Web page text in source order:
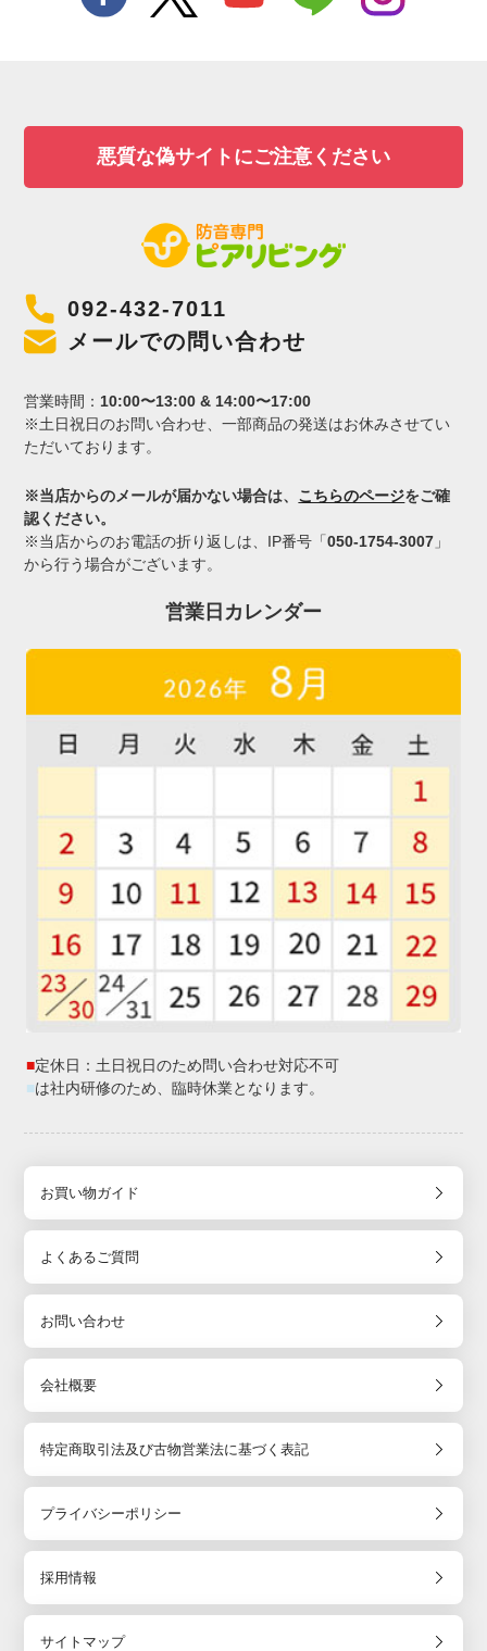
悪質な偽サイトにご注意ください
092-432-7011
メールでの問い合わせ
営業時間：10:00〜13:00 & 14:00〜17:00
※土日祝日のお問い合わせ、一部商品の発送はお休みさせてい
ただいております。
※当店からのメールが届かない場合は、 こちらのページをご確
認ください。
※当店からのお電話の折り返しは、IP番号「050-1754-3007 」
から行う場合がございます。
営業日カレンダー
■定休日：土日祝日のため問い合わせ対応不可
■は社内研修のため、臨時休業となります。
お買い物ガイド
よくあるご質問
お問い合わせ
会社概要
特定商取引法及び古物営業法に基づく表記
プライバシーポリシー
採用情報
サイトマップ